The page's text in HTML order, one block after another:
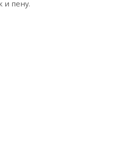
и пену.